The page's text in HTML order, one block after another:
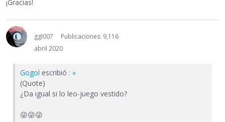
¡Gracias!
ggl007
Publicaciones: 9,116
abril 2020
Gogol escribió : »
(Quote)
¿Da igual si lo leo-juego vestido?
😜😜😜